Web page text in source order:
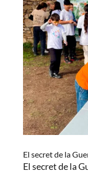
El secret de la
El secret de la